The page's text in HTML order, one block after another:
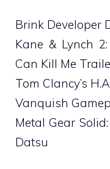
Brink Developer
Kane & Lynch
Can Kill Me
Tom Clancy’s
Vanquish
Metal Gear
Datsu